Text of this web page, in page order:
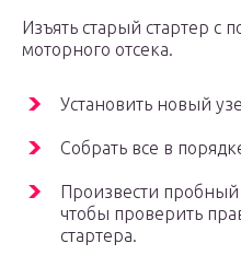
Изъять старый стартер с
моторного отсека.
Установить новый
Собрать все в
Произвести пробный
чтобы проверить
стартера.